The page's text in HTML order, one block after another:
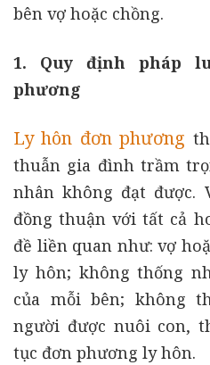
bên vợ hoặc chồng.
1. Quy định pháp
phương
Ly hôn đơn phương
thuẫn gia đình trầm
nhân không đạt được.
đồng thuận với tất cả
đề liền quan như: vợ
ly hôn; không thống
của mỗi bên; không
người được nuôi con,
tục đơn phương ly hôn.